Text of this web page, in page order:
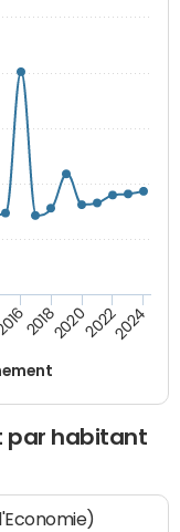
2018202020222024
par habitant